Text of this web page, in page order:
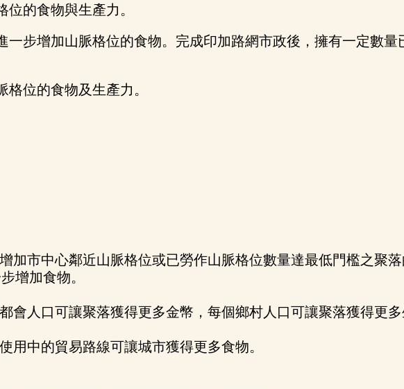
的食物與生產力。
一步增加山脈格位的食物。完成印加路網市政後，擁有一定數
位的食物及生產力。
加市中心鄰近山脈格位或已勞作山脈格位數量達最低門檻之聚落
增加食物。
會人口可讓聚落獲得更多金幣，每個鄉村人口可讓聚落獲得更多
用中的貿易路線可讓城市獲得更多食物。